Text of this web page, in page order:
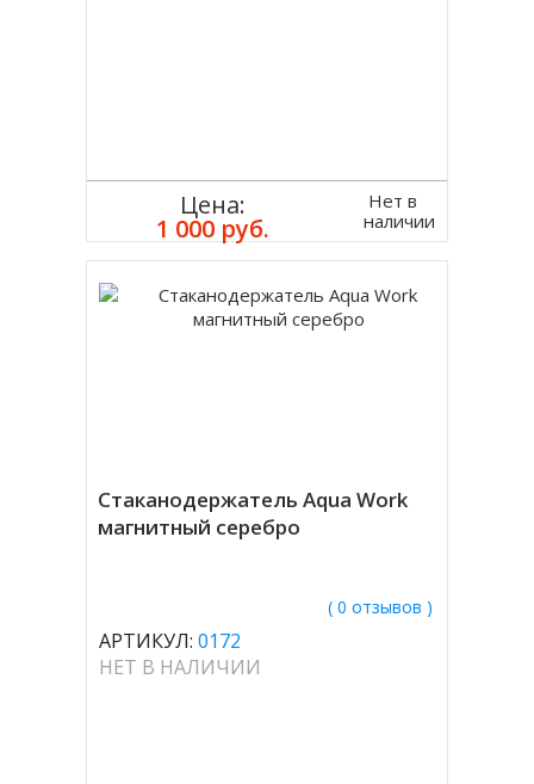
Цена:
1 000 руб.
Нет в
наличии
Стаканодержатель Aqua Work
магнитный серебро
( 0 отзывов )
АРТИКУЛ: 0172
НЕТ В НАЛИЧИИ